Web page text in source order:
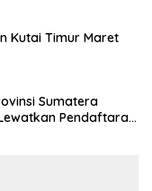
Kutai Timur Maret
Sumatera
Pendaftaran